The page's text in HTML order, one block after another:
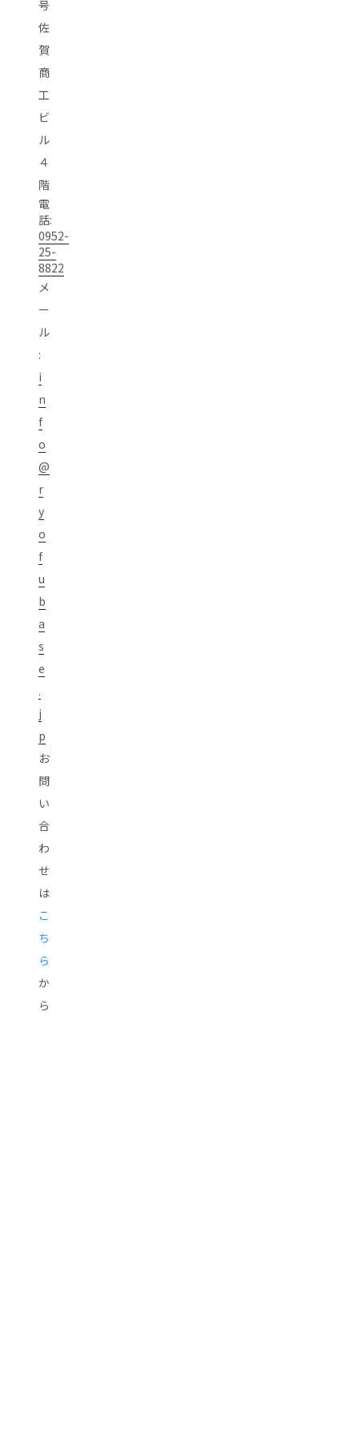
号
佐
賀
商
工
ビ
ル
４
階
電
話:
0952-
25-
8822
メ
ー
ル
:
i
n
f
o
@
r
y
o
f
u
b
a
s
e
.
j
p
お
問
い
合
わ
せ
は
こ
ち
ら
か
ら